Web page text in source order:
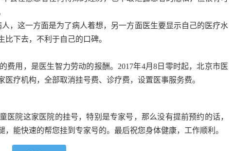
，这一方面是为了病人着想，另一方面医生要显示自己的医疗水
下去，不利于自己的口碑。
费用，是医生智力劳动的报酬。2017年4月8日零时起，北京市医
疗机构，全部取消挂号费、诊疗费，设置医事服务费。
医院这家医院的挂号，特别是专家号，那么没有提前预约的话，
能快速的帮您挂到专家号的。最后祝您身体健康，工作顺利。